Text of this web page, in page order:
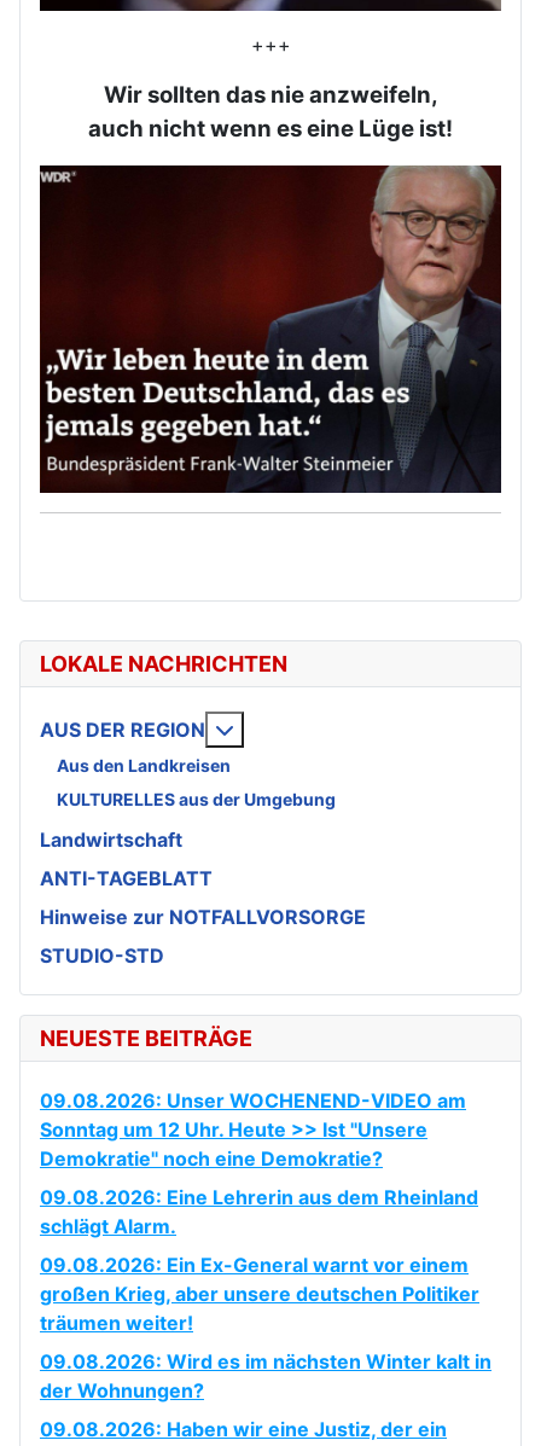
LOKALE NACHRICHTEN
AUS DER REGION
Aus den Landkreisen
KULTURELLES aus der Umgebung
Landwirtschaft
ANTI-TAGEBLATT
Hinweise zur NOTFALLVORSORGE
STUDIO-STD
NEUESTE BEITRÄGE
09.08.2026: Unser WOCHENEND-VIDEO am
Sonntag um 12 Uhr. Heute >> Ist "Unsere
Demokratie" noch eine Demokratie?
09.08.2026: Eine Lehrerin aus dem Rheinland
schlägt Alarm.
09.08.2026: Ein Ex-General warnt vor einem
großen Krieg, aber unsere deutschen Politiker
träumen weiter!
09.08.2026: Wird es im nächsten Winter kalt in
der Wohnungen?
09.08.2026: Haben wir eine Justiz, der ein
+++
Wir sollten das nie anzweifeln,
auch nicht wenn es eine Lüge ist!